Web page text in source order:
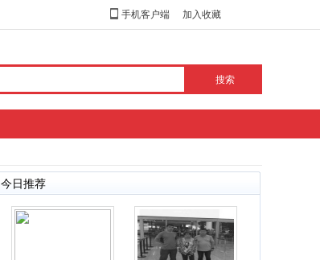
手机客户端 加入收藏
今日推荐